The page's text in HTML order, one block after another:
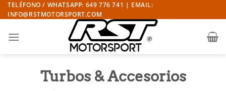
Saltar
al
TELÉFONO / WHATSAPP: 649 776 741 | EMAIL:
INFO@RSTMOTORSPORT.COM
Turbos & Accesorios